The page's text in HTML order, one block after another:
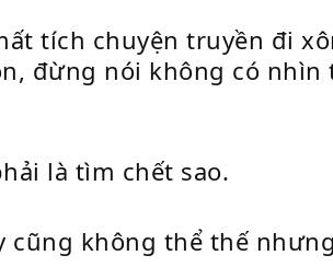
tích chuyện truyền đi
đừng nói không có
là tìm chết sao.
cũng không thể thế